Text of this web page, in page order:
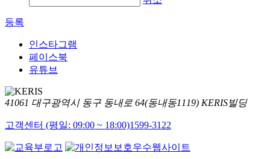
등록
인스타그램
페이스북
유튜브
41061 대구광역시 동구 동내로 64(동내동1119) KERIS빌딩
고객센터 (평일: 09:00 ~ 18:00)1599-3122